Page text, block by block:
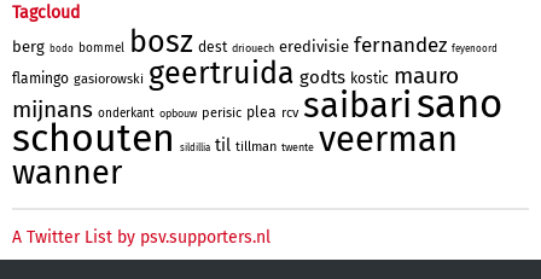
Tagcloud
berg bodo bommel bosz dest driouech eredivisie fernandez feyenoord
flamingo gasiorowski geertruida godts kostic mauro
mijnans onderkant opbouw perisic plea rcv saibari sano
schouten sildillia til tillman twente veerman
wanner
A Twitter List by psv.supporters.nl